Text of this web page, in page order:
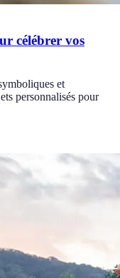
célébrer vos
et
personnalisés pour